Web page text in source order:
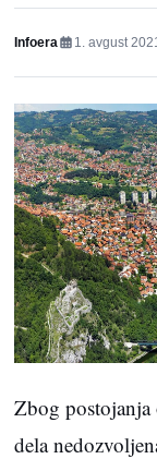
Infoera 1. avgust
Zbog
dela